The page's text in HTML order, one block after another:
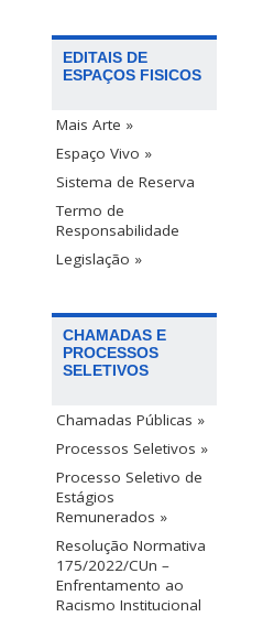
EDITAIS DE
ESPAÇOS FISICOS
Mais Arte »
Espaço Vivo »
Sistema de Reserva
Termo de
Responsabilidade
Legislação »
CHAMADAS E
PROCESSOS
SELETIVOS
Chamadas Públicas »
Processos Seletivos »
Processo Seletivo de
Estágios
Remunerados »
Resolução Normativa
175/2022/CUn –
Enfrentamento ao
Racismo Institucional